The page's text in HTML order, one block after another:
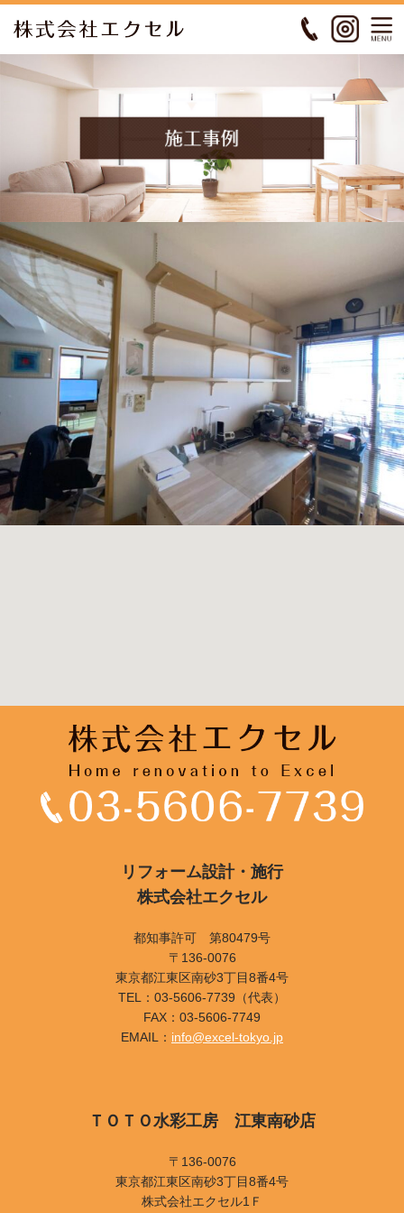
リフォーム設計・施行
株式会社エクセル
都知事許可 第80479号
〒136-0076
東京都江東区南砂3丁目8番4号
TEL：03-5606-7739（代表）
FAX：03-5606-7749
EMAIL： info@excel-tokyo.jp
ＴＯＴＯ水彩工房 江東南砂店
〒136-0076
東京都江東区南砂3丁目8番4号
株式会社エクセル1Ｆ